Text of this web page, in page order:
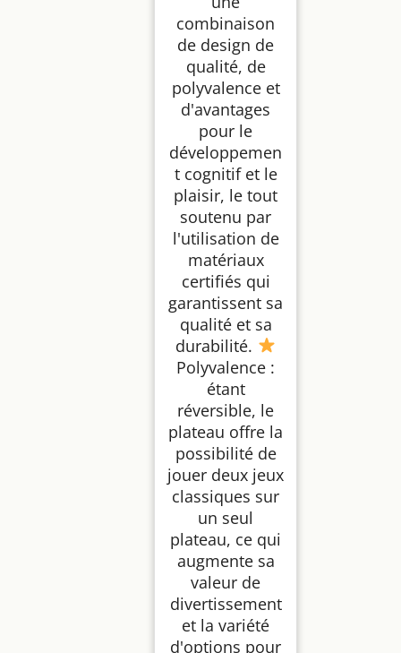
combinaison
de design de
qualité, de
polyvalence et
d'avantages
pour le
développemen
t cognitif et le
plaisir, le tout
soutenu par
l'utilisation de
matériaux
certifiés qui
garantissent sa
qualité et sa
durabilité.
Polyvalence :
étant
réversible, le
plateau offre la
possibilité de
jouer deux jeux
classiques sur
un seul
plateau, ce qui
augmente sa
valeur de
divertissement
et la variété
d'options pour